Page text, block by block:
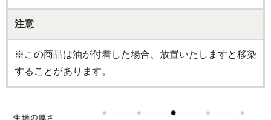
注意
※この商品は油が付着した場合、放置いたしますと移染
することがあります。